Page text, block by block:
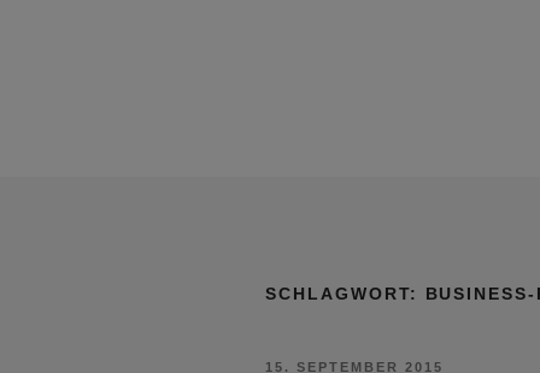
SCHLAGWORT: BUSINESS-
VERÖFFENTLICHT
15. SEPTEMBER 2015